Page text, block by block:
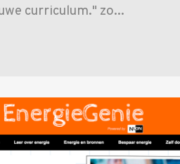
curriculum." zo...